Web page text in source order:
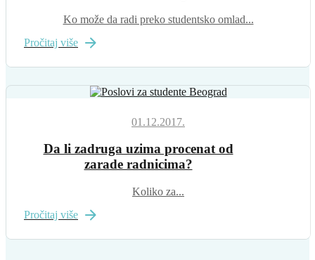
Ko može da radi preko studentsko omlad...
Pročitaj više
01.12.2017.
Da li zadruga uzima procenat od
zarade radnicima?
Koliko za...
Pročitaj više